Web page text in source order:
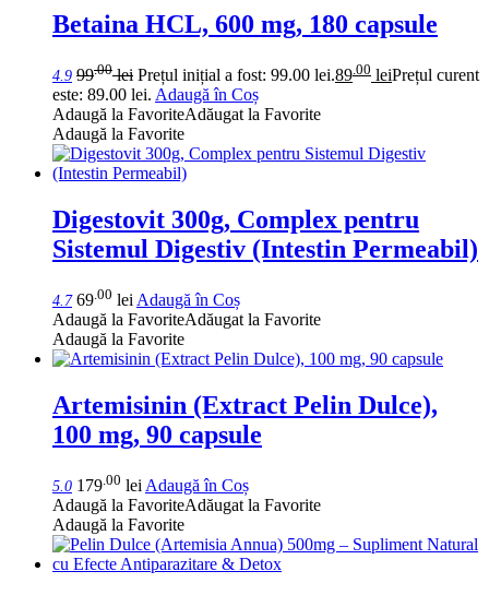
Betaina HCL, 600 mg, 180 capsule
4.9 99.00 lei Prețul inițial a fost: 99.00 lei.89 .00 leiPrețul curent
este: 89.00 lei. Adaugă în Coș
Adaugă la FavoriteAdăugat la Favorite
Adaugă la Favorite
Digestovit 300g, Complex pentru
Sistemul Digestiv (Intestin Permeabil)
4.7 69 .00 lei Adaugă în Coș
Adaugă la FavoriteAdăugat la Favorite
Adaugă la Favorite
Artemisinin (Extract Pelin Dulce),
100 mg, 90 capsule
5.0 179 .00 lei Adaugă în Coș
Adaugă la FavoriteAdăugat la Favorite
Adaugă la Favorite